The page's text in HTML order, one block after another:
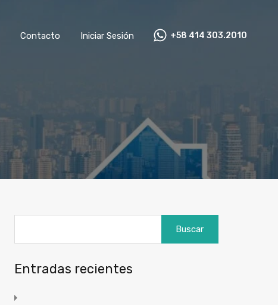
Contacto Iniciar Sesión +58 414 303.2010
Entradas recientes